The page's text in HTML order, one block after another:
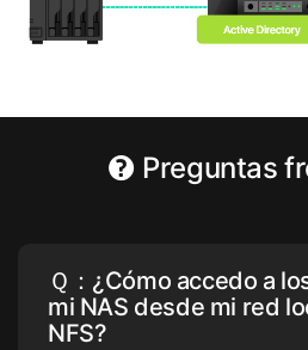
Preguntas
Ｑ：¿Cómo accedo a
mi NAS desde mi red
NFS?